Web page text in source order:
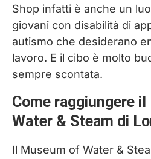
Shop infatti è anche un
giovani con disabilità di
autismo che desiderano
lavoro. E il cibo è molto
sempre scontata.
Come raggiungere
Water & Steam di
Il Museum of Water &